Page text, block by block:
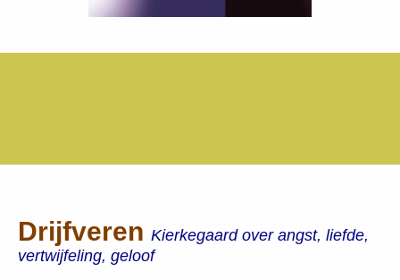
Drijfveren Kierkegaard over angst, liefde,
vertwijfeling, geloof